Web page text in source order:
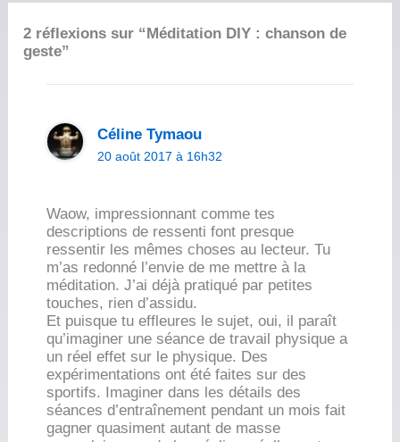
2 réflexions sur “Méditation DIY : chanson de
geste”
Céline Tymaou
20 août 2017 à 16h32
Waow, impressionnant comme tes
descriptions de ressenti font presque
ressentir les mêmes choses au lecteur. Tu
m’as redonné l’envie de me mettre à la
méditation. J’ai déjà pratiqué par petites
touches, rien d’assidu.
Et puisque tu effleures le sujet, oui, il paraît
qu’imaginer une séance de travail physique a
un réel effet sur le physique. Des
expérimentations ont été faites sur des
sportifs. Imaginer dans les détails des
séances d’entraînement pendant un mois fait
gagner quasiment autant de masse